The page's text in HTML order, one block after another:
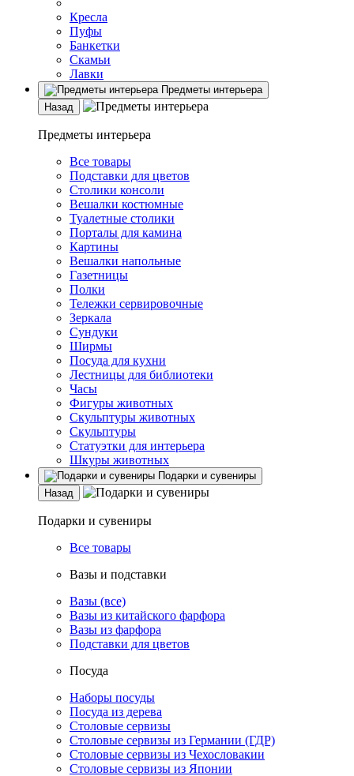
Кресла
Пуфы
Банкетки
Скамьи
Лавки
Предметы интерьера
Назад
Предметы интерьера
Все товары
Подставки для цветов
Столики консоли
Вешалки костюмные
Туалетные столики
Порталы для камина
Картины
Вешалки напольные
Газетницы
Полки
Тележки сервировочные
Зеркала
Сундуки
Ширмы
Посуда для кухни
Лестницы для библиотеки
Часы
Фигуры животных
Скульптуры животных
Скульптуры
Статуэтки для интерьера
Шкуры животных
Подарки и сувениры
Назад
Подарки и сувениры
Все товары
Вазы и подставки
Вазы (все)
Вазы из китайского фарфора
Вазы из фарфора
Подставки для цветов
Посуда
Наборы посуды
Посуда из дерева
Столовые сервизы
Столовые сервизы из Германии (ГДР)
Столовые сервизы из Чехословакии
Столовые сервизы из Японии